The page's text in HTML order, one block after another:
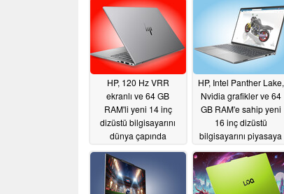
HP, 120 Hz VRR
ekranlı ve 64 GB
RAM'li yeni 14 inç
dizüstü bilgisayarını
dünya çapında
05/25/2026
HP, Intel Panther Lake,
Nvidia grafikler ve 64
GB RAM'e sahip yeni
16 inç dizüstü
bilgisayarını piyasaya
05/25/2026